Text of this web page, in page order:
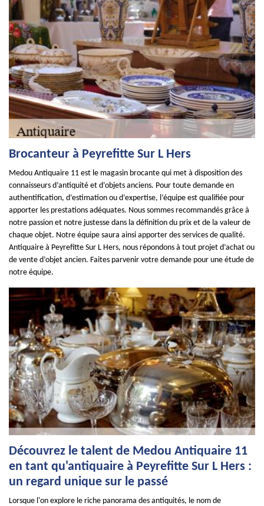
Brocanteur à Peyrefitte Sur L Hers
Medou Antiquaire 11 est le magasin brocante qui met à disposition des
connaisseurs d’antiquité et d’objets anciens. Pour toute demande en
authentification, d’estimation ou d’expertise, l’équipe est qualifiée pour
apporter les prestations adéquates. Nous sommes recommandés grâce à
notre passion et notre justesse dans la définition du prix et de la valeur de
chaque objet. Notre équipe saura ainsi apporter des services de qualité.
Antiquaire à Peyrefitte Sur L Hers, nous répondons à tout projet d’achat ou
de vente d’objet ancien. Faites parvenir votre demande pour une étude de
notre équipe.
Découvrez le talent de Medou Antiquaire 11
en tant qu'antiquaire à Peyrefitte Sur L Hers :
un regard unique sur le passé
Lorsque l'on explore le riche panorama des antiquités, le nom de